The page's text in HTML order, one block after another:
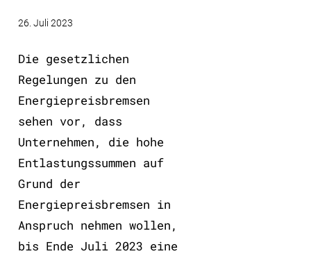
26. Juli 2023
Die gesetzlichen
Regelungen zu den
Energiepreisbremsen
sehen vor, dass
Unternehmen, die hohe
Entlastungssummen auf
Grund der
Energiepreisbremsen in
Anspruch nehmen wollen,
bis Ende Juli 2023 eine